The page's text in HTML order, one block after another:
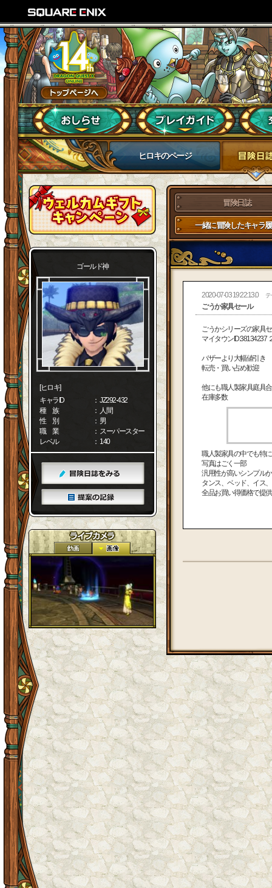
ヒロキのページ
ゴールド神
[ヒロキ]
キャラID
： JZ292-432
種 族
： 人間
性 別
： 男
職 業
： スーパースター
レベル
： 140
冒険日誌
一緒に冒険したキャラ
2020-07-03 19:22:13.0 テ
ごうか家具セール
ごうかシリーズの家具
マイタウンID:38134237
バザーより大幅値引き
転売・買い占め歓迎
他にも職人製家具庭具
在庫多数
職人製家具の中でも特
写真はごく一部
汎用性が高いシンプル
タンス、ベッド、イス
全品お買い得価格で提